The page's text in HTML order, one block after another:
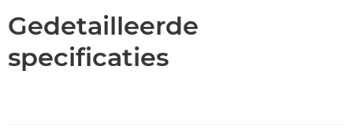
Gedetailleerde
specificaties